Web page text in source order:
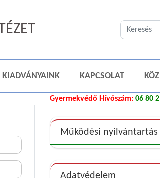
KIADVÁNYAINK KAPCSOLAT
Gyermekvédő Hívószám: 06 80
Működési nyilvántartás
Adatvédelem